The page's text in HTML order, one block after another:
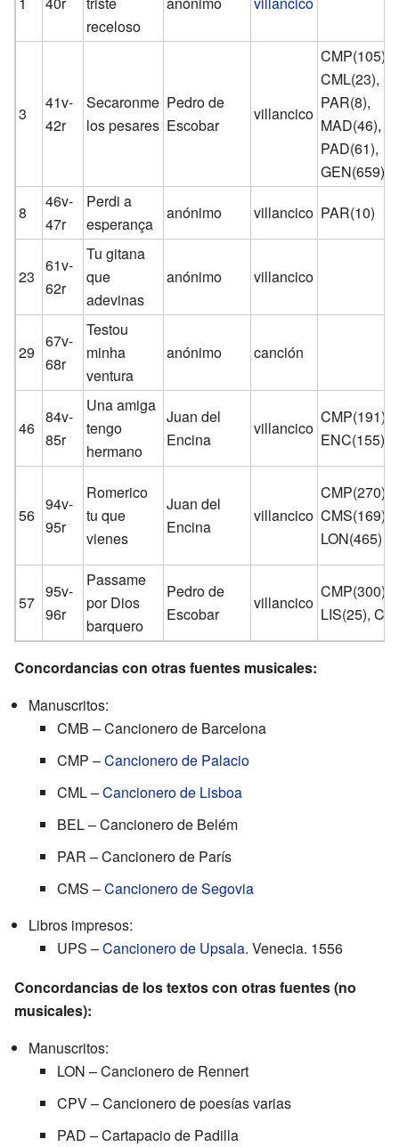
receloso
3
41v-
42r
Secaronme
los pesares
Pedro de
Escobar
villancico
CMP(105),
CML(23),
PAR(8),
MAD(46),
PAD(61),
GEN(659)
8
46v-
47r
Perdi a
esperança
anónimo villancico PAR(10)
23
61v-
62r
Tu gitana
que
adevinas
anónimo villancico
29
67v-
68r
Testou
minha
ventura
anónimo canción
46
84v-
85r
Una amiga
tengo
hermano
Juan del
Encina
villancico
CMP(191),
ENC(155)
56
94v-
95r
Romerico
tu que
vienes
Juan del
Encina
villancico
CMP(270),
CMS(169),
LON(465)
57
95v-
96r
Passame
por Dios
barquero
Pedro de
Escobar
villancico
CMP(300),
LIS(25),
Concordancias con otras fuentes musicales:
Manuscritos:
CMB – Cancionero de Barcelona
CMP –Cancionero de Palacio
CML –Cancionero de Lisboa
BEL – Cancionero de Belém
PAR – Cancionero de París
CMS –Cancionero de Segovia
Libros impresos:
UPS –Cancionero de Upsala. Venecia. 1556
Concordancias de los textos con otras fuentes (no
musicales):
Manuscritos:
LON – Cancionero de Rennert
CPV – Cancionero de poesías varias
PAD – Cartapacio de Padilla